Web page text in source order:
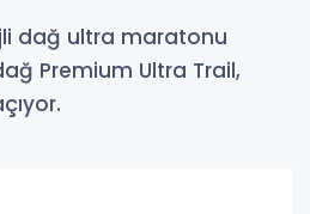
dağ ultra maratonu
Premium Ultra Trail,